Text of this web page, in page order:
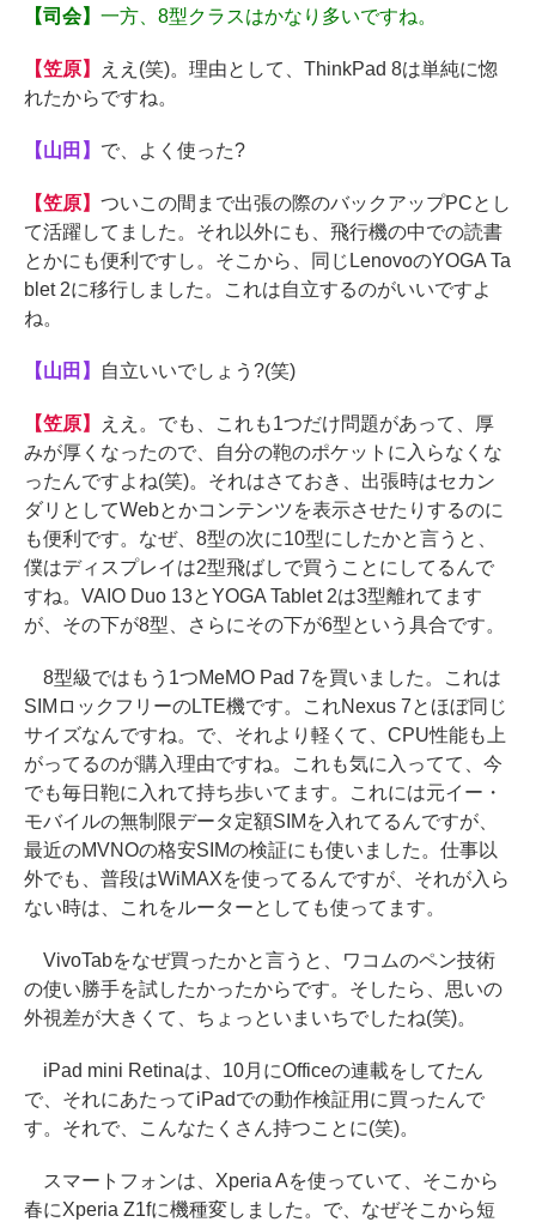
【司会】 一方、8型クラスはかなり多いですね。
【笠原】
ええ(笑)。理由として、ThinkPad 8は単純に惚
れたからですね。
【山田】 で、よく使った?
【笠原】 ついこの間まで出張の際のバックアップPCとし
て活躍してました。それ以外にも、飛行機の中での読書
とかにも便利ですし。そこから、同じLenovoのYOGA Ta
blet 2に移行しました。これは自立するのがいいですよ
ね。
【山田】 自立いいでしょう?(笑)
【笠原】
ええ。でも、これも1つだけ問題があって、厚
みが厚くなったので、自分の鞄のポケットに入らなくな
ったんですよね(笑)。それはさておき、出張時はセカン
ダリとしてWebとかコンテンツを表示させたりするのに
も便利です。なぜ、8型の次に10型にしたかと言うと、
僕はディスプレイは2型飛ばしで買うことにしてるんで
すね。VAIO Duo 13とYOGA Tablet 2は3型離れてます
が、その下が8型、さらにその下が6型という具合です。
8型級ではもう1つMeMO Pad 7を買いました。これは
SIMロックフリーのLTE機です。これNexus 7とほぼ同じ
サイズなんですね。で、それより軽くて、CPU性能も上
がってるのが購入理由ですね。これも気に入ってて、今
でも毎日鞄に入れて持ち歩いてます。これには元イー・
モバイルの無制限データ定額SIMを入れてるんですが、
最近のMVNOの格安SIMの検証にも使いました。仕事以
外でも、普段はWiMAXを使ってるんですが、それが入ら
ない時は、これをルーターとしても使ってます。
VivoTabをなぜ買ったかと言うと、ワコムのペン技術
の使い勝手を試したかったからです。そしたら、思いの
外視差が大きくて、ちょっといまいちでしたね(笑)。
iPad mini Retinaは、10月にOfficeの連載をしてたん
で、それにあたってiPadでの動作検証用に買ったんで
す。それで、こんなたくさん持つことに(笑)。
スマートフォンは、Xperia Aを使っていて、そこから
春にXperia Z1fに機種変しました。で、なぜそこから短